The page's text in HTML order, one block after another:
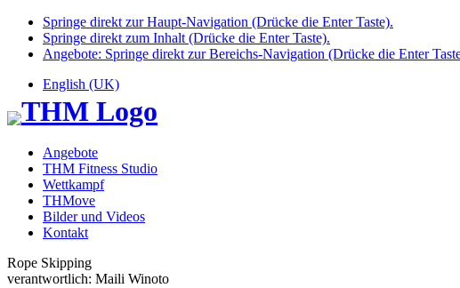
Springe direkt zur Haupt-Navigation (Drücke die Enter Taste).
Springe direkt zum Inhalt (Drücke die Enter Taste).
Angebote: Springe direkt zur Bereichs-Navigation (Drücke die Enter
English (UK)
Angebote
THM Fitness Studio
Wettkampf
THMove
Bilder und Videos
Kontakt
Rope Skipping
verantwortlich: Maili Winoto